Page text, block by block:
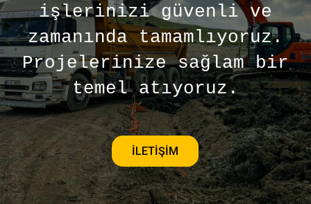
yapılar inşa ediyoruz. Her
projeye özel çözümlerle
alanlarınıza değer
katıyoruz.
İNCELE